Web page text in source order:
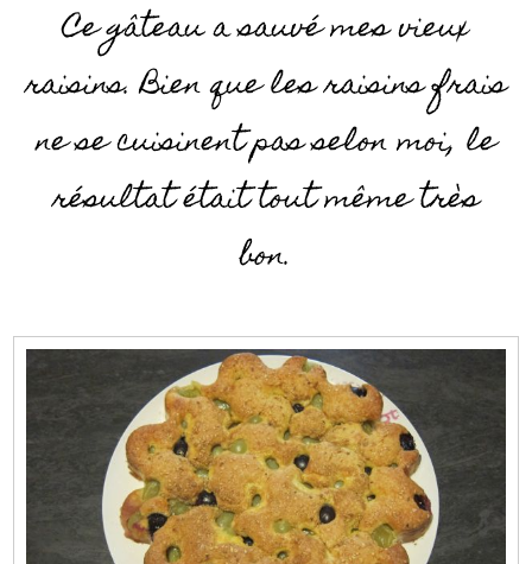
Ce gâteau a sauvé mes vieux
raisins. Bien que les raisins frais
ne se cuisinent pas selon moi, le
résultat était tout même très
bon.